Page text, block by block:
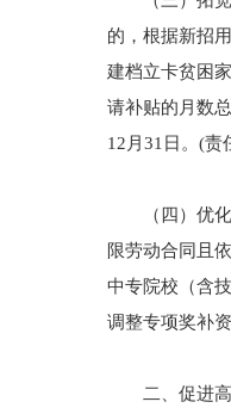
的，根据新招
建档立卡贫困
请补贴的月数
12月31日。(责
（四）优化
限劳动合同且
中专院校（含
调整专项奖补
二、促进高